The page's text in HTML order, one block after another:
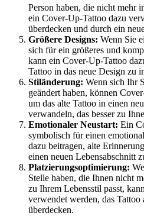
Person haben, die nicht mehr
ein Cover-Up-Tattoo dazu
überdecken und durch ein
Größere Designs: Wenn Sie
sich für ein größeres und
kann ein Cover-Up-Tattoo
Tattoo in das neue Design zu
Stiländerung: Wenn sich Ihr
geändert haben, können
um das alte Tattoo in einen
verwandeln, das besser zu
Emotionaler Neustart: Ein
symbolisch für einen
dazu beitragen, alte
einen neuen Lebensabschnitt
Platzierungsoptimierung:
Stelle haben, die Ihnen nicht
zu Ihrem Lebensstil passt,
verwendet werden, das Tattoo
überdecken.